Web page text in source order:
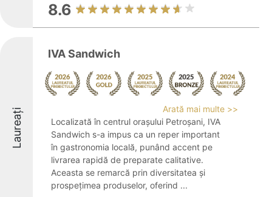
8.6
Laureați
IVA Sandwich
Arată mai multe >>
Localizată în centrul orașului Petroșani, IVA
Sandwich s-a impus ca un reper important
în gastronomia locală, punând accent pe
livrarea rapidă de preparate calitative.
Aceasta se remarcă prin diversitatea și
prospețimea produselor, oferind ...